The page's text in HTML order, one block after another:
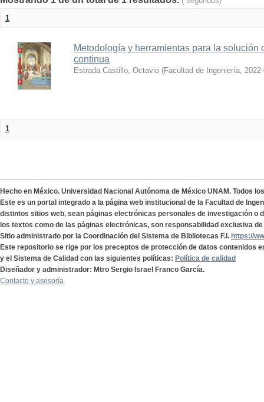
1
Metodología y herramientas para la solución
continua
Estrada Castillo, Octavio (Facultad de Ingeniería,
1
Hecho en México. Universidad Nacional Autónoma de México UNAM. Todos
Este es un portal integrado a la página web institucional de la Facultad de
distintos sitios web, sean páginas electrónicas personales de investigación o
los textos como de las páginas electrónicas, son responsabilidad exclusiva
Sitio administrado por la Coordinación del Sistema de Bibliotecas F.I. https://
Este repositorio se rige por los preceptos de protección de datos contenidos
y el Sistema de Calidad con las siguientes políticas: Política de calidad
Diseñador y administrador: Mtro Sergio Israel Franco García.
Contacto y asesoría